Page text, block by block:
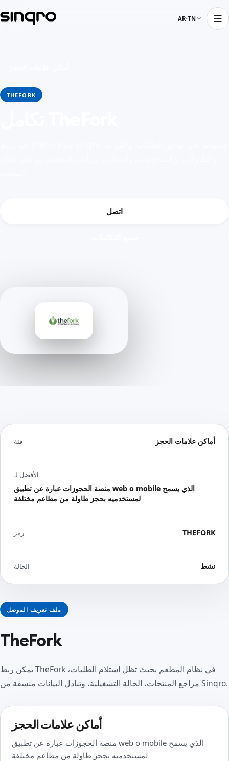
AR-TN
THEFORK
اتصل
ملف تعريف الموصل
TheFork
يمكن ربط TheFork في نظام المطعم بحيث تظل استلام الطلبات،
مراجع المنتجات، الحالة التشغيلية، وتبادل البيانات منسقة من Sinqro.
أماكن علامات الحجز
منصة الحجوزات عبارة عن تطبيق web o mobile الذي يسمح
لمستخدميه بحجز طاولة من مطاعم مختلفة
فئة أماكن علامات الحجز
الأفضل لـ
منصة الحجوزات عبارة عن تطبيق web o mobile الذي يسمح
لمستخدميه بحجز طاولة من مطاعم مختلفة
رمز THEFORK
الحالة نشط